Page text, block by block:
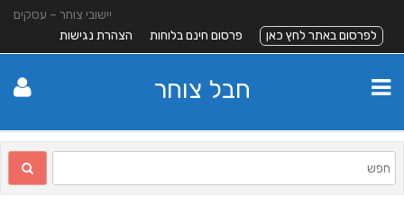
יישובי צוחר – עסקים
לפרסום באתר לחץ כאן
פרסום חינם בלוחות הצהרת נגישות
חבל צוחר